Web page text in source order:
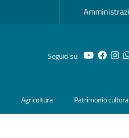
Seguici su: YouTube
Agricoltura Patrimonio